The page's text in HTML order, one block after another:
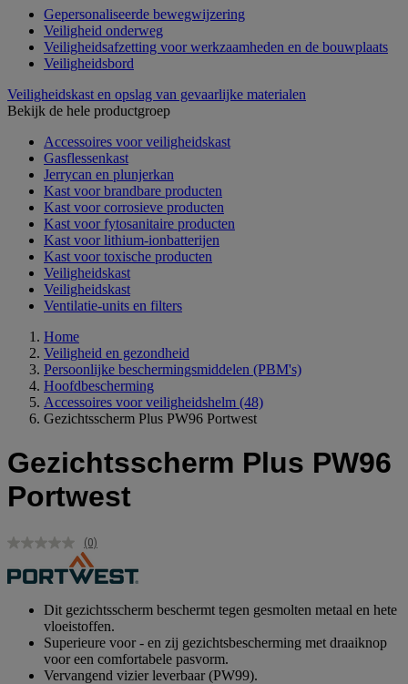
Gepersonaliseerde bewegwijzering
Veiligheid onderweg
Veiligheidsafzetting voor werkzaamheden en de bouwplaats
Veiligheidsbord
Veiligheidskast en opslag van gevaarlijke materialen
Bekijk de hele productgroep
Accessoires voor veiligheidskast
Gasflessenkast
Jerrycan en plunjerkan
Kast voor brandbare producten
Kast voor corrosieve producten
Kast voor fytosanitaire producten
Kast voor lithium-ionbatterijen
Kast voor toxische producten
Veiligheidskast
Veiligheidskast
Ventilatie-units en filters
Home
Veiligheid en gezondheid
Persoonlijke beschermingsmiddelen (PBM's)
Hoofdbescherming
Accessoires voor veiligheidshelm (48)
Gezichtsscherm Plus PW96 Portwest
Gezichtsscherm Plus PW96
Portwest
Geen
scorewaarde.
Dezelfde
(0)
Dit gezichtsscherm beschermt tegen gesmolten metaal en hete
vloeistoffen.
Superieure voor - en zij gezichtsbescherming met draaiknop
voor een comfortabele pasvorm.
Vervangend vizier leverbaar (PW99).